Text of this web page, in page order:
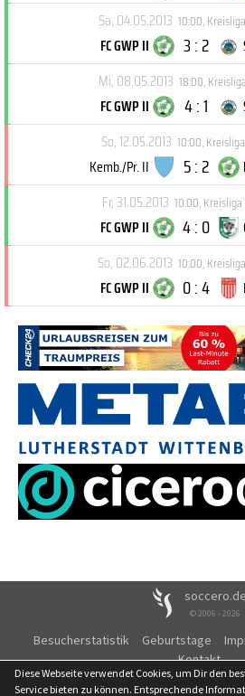
Sa, 04.05.2013 10:00,
FC GWP II 3 : 2
Mi, 08.05.2013 18:00,
FC GWP II 4 : 1
So, 12.05.2013 10:00,
Kemb./Pr. II 5 : 2
Fr, 31.05.2013 10:00,Kreisliga
FC GWP II 4 : 0
So, 02.06.2013 10:00,
FC GWP II 0 : 4
soccero.de
© 2006 - 2026
Besucherstatistik Geburtstage
Kontakt
Diese Webseite verwendet Cookies, um Dir den
Service bieten zu können. Entsprechende